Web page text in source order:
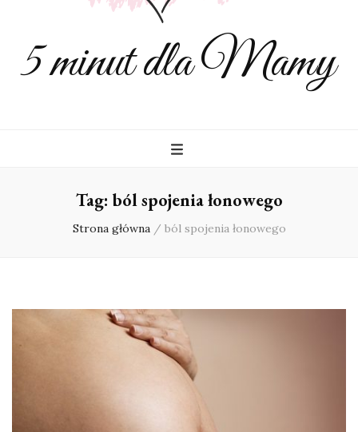
5 minut dla Mamy
Tag: ból spojenia łonowego
Strona główna / ból spojenia łonowego